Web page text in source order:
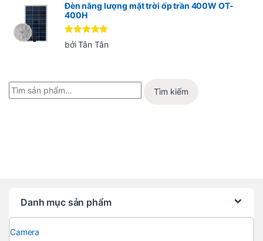
Đèn năng lượng mặt trời ốp trần 400W OT-
400H
Được xếp
hạng 55
bởi Tân Tân
Tìm kiếm
Danh mục sản phẩm
Camera